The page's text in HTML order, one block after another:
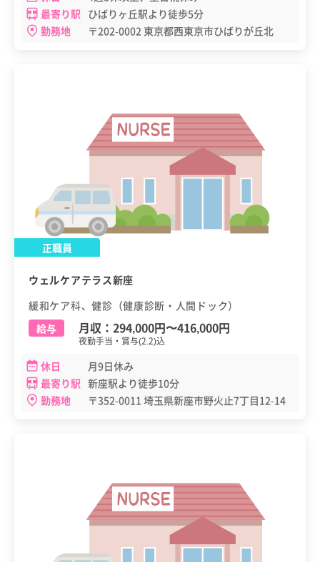
最寄り駅 ひばりヶ丘駅より徒歩5分
勤務地
〒202-0002 東京都西東京市ひばりが丘北
正職員
ウェルケアテラス新座
緩和ケア科、健診（健康診断・人間ドック）
給与
月収： 294,000円〜416,000円
夜勤手当・賞与(2.2)込
休日
月9日休み
最寄り駅 新座駅より徒歩10分
勤務地
〒352-0011 埼玉県新座市野火止7丁目12-14